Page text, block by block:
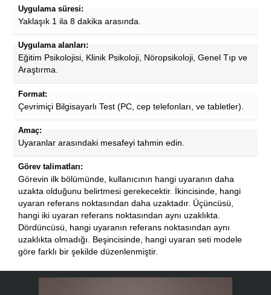
Uygulama süresi:
Yaklaşık 1 ila 8 dakika arasında.
Uygulama alanları:
Eğitim Psikolojisi, Klinik Psikoloji, Nöropsikoloji, Genel Tıp ve
Araştırma.
Format:
Çevrimiçi Bilgisayarlı Test (PC, cep telefonları, ve tabletler).
Amaç:
Uyaranlar arasındaki mesafeyi tahmin edin.
Görev talimatları:
Görevin ilk bölümünde, kullanıcının hangi uyaranın daha
uzakta olduğunu belirtmesi gerekecektir. İkincisinde, hangi
uyaran referans noktasından daha uzaktadır. Üçüncüsü,
hangi iki uyaran referans noktasından aynı uzaklıkta.
Dördüncüsü, hangi uyaranın referans noktasından aynı
uzaklıkta olmadığı. Beşincisinde, hangi uyaran seti modele
göre farklı bir şekilde düzenlenmiştir.